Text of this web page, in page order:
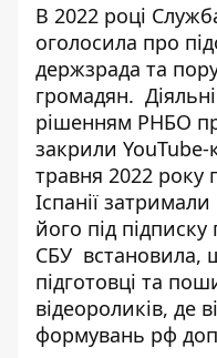
В 2022 році
оголосила про
держзрада та
громадян.
рішенням РНБО
закрили YouTube-
травня 2022 року
Іспанії
його під
СБУ встановила,
підготовці та
відеороликів, де
формувань рф